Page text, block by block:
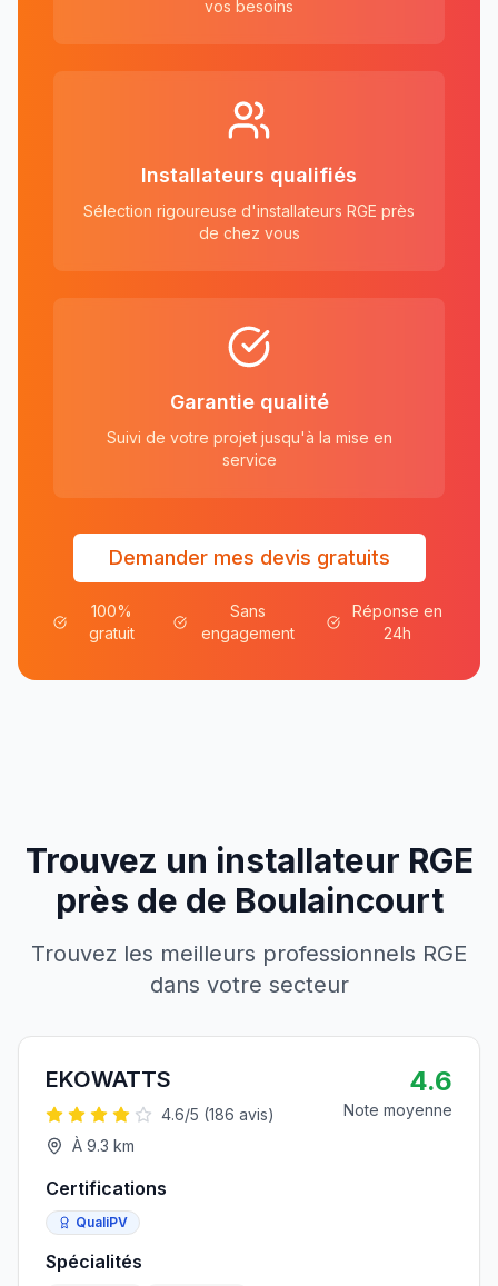
vos besoins
Installateurs qualifiés
Sélection rigoureuse d'installateurs RGE près
de chez vous
Garantie qualité
Suivi de votre projet jusqu'à la mise en
service
Demander mes devis gratuits
100%
gratuit
Sans
engagement
Réponse en
24h
Trouvez un installateur RGE
près de de Boulaincourt
Trouvez les meilleurs professionnels RGE
dans votre secteur
EKOWATTS
4.6/5 (186 avis)
À 9.3 km
4.6
Note moyenne
Certifications
QualiPV
Spécialités